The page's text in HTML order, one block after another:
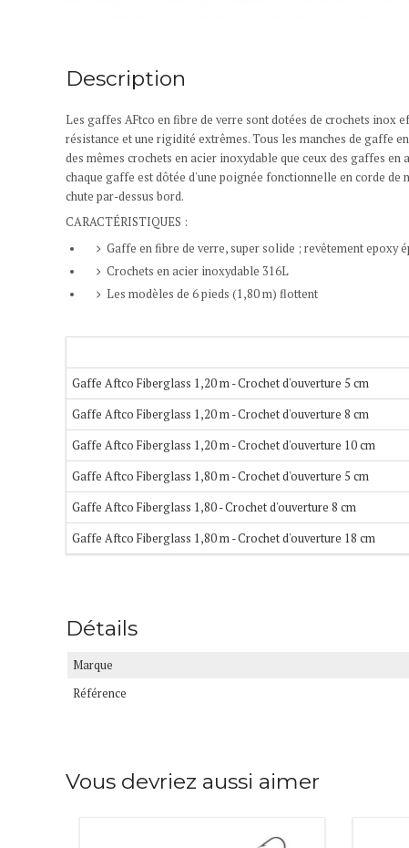
Description
Les gaffes AFtco en fibre de verre sont dotées de crochets inox
résistance et une rigidité extrêmes. Tous les manches de gaffe
des mêmes crochets en acier inoxydable que ceux des gaffes
chaque gaffe est dôtée d'une poignée fonctionnelle en corde de
chute par-dessus bord.
CARACTÉRISTIQUES :
Gaffe en fibre de verre, super solide ; revêtement epoxy
Crochets en acier inoxydable 316L
Les modèles de 6 pieds (1,80 m) flottent
Gaffe Aftco Fiberglass 1,20 m - Crochet d'ouverture 5 cm
Gaffe Aftco Fiberglass 1,20 m - Crochet d'ouverture 8 cm
Gaffe Aftco Fiberglass 1,20 m - Crochet d'ouverture 10 cm
Gaffe Aftco Fiberglass 1,80 m - Crochet d'ouverture 5 cm
Gaffe Aftco Fiberglass 1,80 - Crochet d'ouverture 8 cm
Gaffe Aftco Fiberglass 1,80 m - Crochet d'ouverture 18 cm
Détails
Marque
Référence
Vous devriez aussi aimer